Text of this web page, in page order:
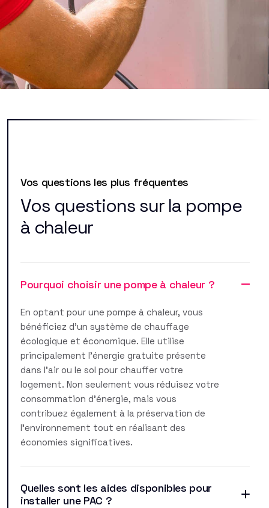
Vos questions les plus fréquentes
Vos questions sur la pompe
à chaleur
Pourquoi choisir une pompe à chaleur ?
En optant pour une pompe à chaleur, vous
bénéficiez d'un système de chauffage
écologique et économique. Elle utilise
principalement l'énergie gratuite présente
dans l'air ou le sol pour chauffer votre
logement. Non seulement vous réduisez votre
consommation d'énergie, mais vous
contribuez également à la préservation de
l'environnement tout en réalisant des
économies significatives.
Quelles sont les aides disponibles pour
installer une PAC ?